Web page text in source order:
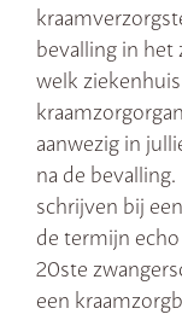
bevalling in het
welk
aanwezig in
na de
schrijven bij
de termijn
20ste
een